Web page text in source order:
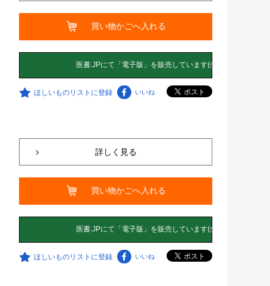
買い物かごへ入れる
ほしいものリストに登録 いいね
詳しく見る
買い物かごへ入れる
ほしいものリストに登録 いいね